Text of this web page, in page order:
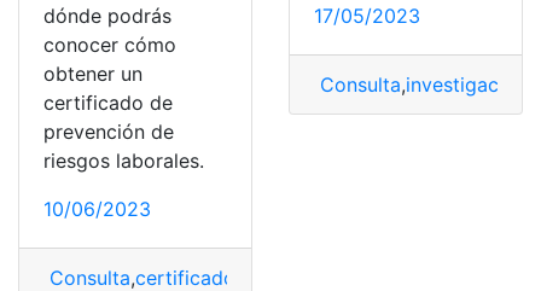
dónde podrás
conocer cómo
obtener un
certificado de
prevención de
riesgos laborales.
10/06/2023
Consulta,certificado
17/05/2023
Consulta,investigación